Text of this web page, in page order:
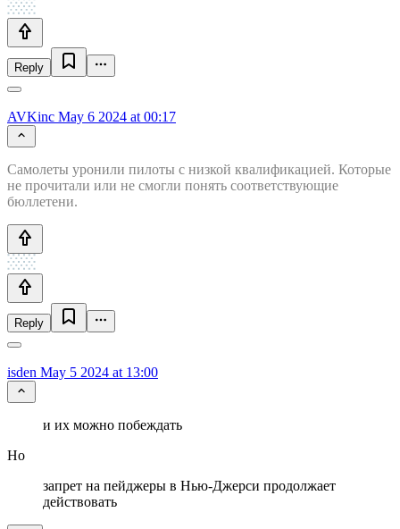
Reply
AVKinc May 6 2024 at 00:17
Самолеты уронили пилоты с низкой квалификацией. Которые
не прочитали или не смогли понять соответствующие
бюллетени.
Reply
isden May 5 2024 at 13:00
и их можно побеждать
Но
запрет на пейджеры в Нью-Джерси продолжает
действовать